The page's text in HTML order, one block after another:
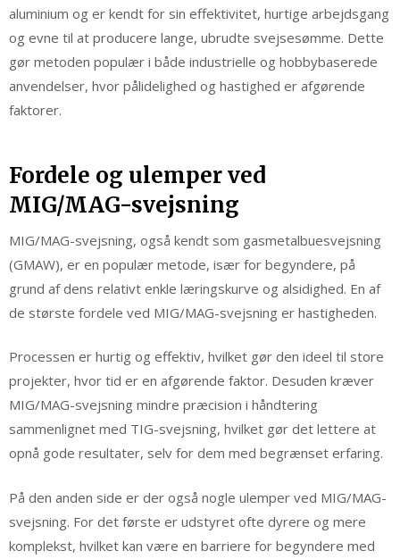
aluminium og er kendt for sin effektivitet, hurtige arbejdsgang
og evne til at producere lange, ubrudte svejsesømme. Dette
gør metoden populær i både industrielle og hobbybaserede
anvendelser, hvor pålidelighed og hastighed er afgørende
faktorer.
Fordele og ulemper ved
MIG/MAG-svejsning
MIG/MAG-svejsning, også kendt som gasmetalbuesvejsning
(GMAW), er en populær metode, især for begyndere, på
grund af dens relativt enkle læringskurve og alsidighed. En af
de største fordele ved MIG/MAG-svejsning er hastigheden.
Processen er hurtig og effektiv, hvilket gør den ideel til store
projekter, hvor tid er en afgørende faktor. Desuden kræver
MIG/MAG-svejsning mindre præcision i håndtering
sammenlignet med TIG-svejsning, hvilket gør det lettere at
opnå gode resultater, selv for dem med begrænset erfaring.
På den anden side er der også nogle ulemper ved MIG/MAG-
svejsning. For det første er udstyret ofte dyrere og mere
komplekst, hvilket kan være en barriere for begyndere med